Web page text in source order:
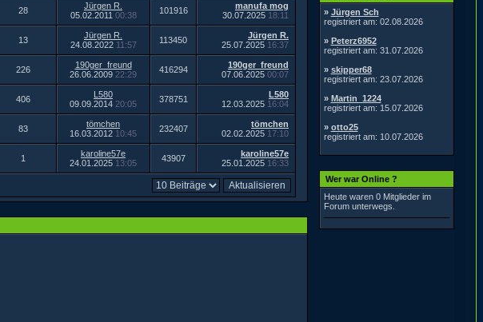
28
Jürgen R.
05.02.2011 00:38 101916
manufa mog
30.07.2025 18:11
13
Jürgen R.
24.08.2022 11:57 113450
Jürgen R.
25.07.2025 16:37
226
190ger_freund
26.06.2009 22:29 416294
190ger_freund
07.06.2025 00:07
406
L580
09.09.2014 20:05 378751
L580
12.03.2025 16:04
83
tömchen
16.03.2012 10:45 232407
tömchen
02.02.2025 17:10
1
karoline57e
24.01.2025 13:05 43907
karoline57e
25.01.2025 16:33
» Jürgen Sch
registriert am: 02.08.2026
» Peterz6952
registriert am: 31.07.2026
» skipper68
registriert am: 23.07.2026
» Martin_1224
registriert am: 15.07.2026
» otto25
registriert am: 10.07.2026
Wer war Online ?
Heute waren 0 Mitglieder im
Forum unterwegs.